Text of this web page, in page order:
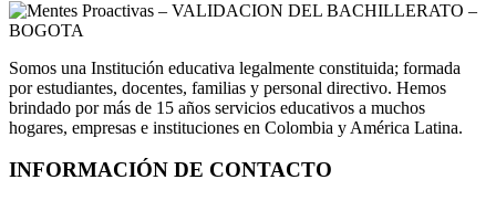
Somos una Institución educativa legalmente constituida; formada
por estudiantes, docentes, familias y personal directivo. Hemos
brindado por más de 15 años servicios educativos a muchos
hogares, empresas e instituciones en Colombia y América Latina.
INFORMACIÓN DE CONTACTO